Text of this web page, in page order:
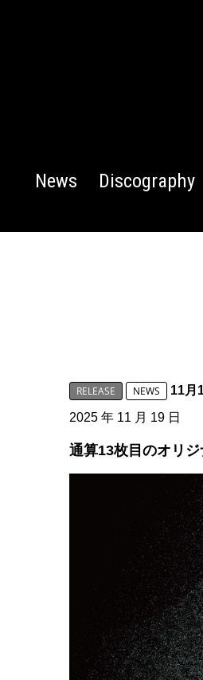
News Discography
RELEASE NEWS 11月
2025 年 11 月 19 日
通算13枚目のオリ